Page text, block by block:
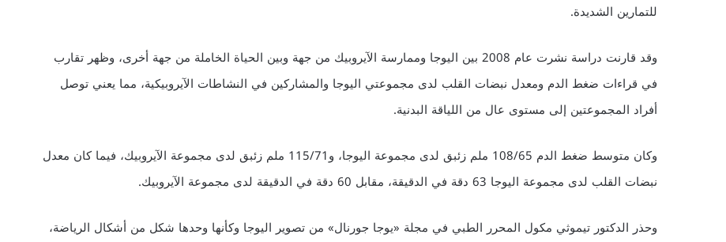
للتمارين الشديدة.
وقد قارنت دراسة نشرت عام 2008 بين اليوجا وممارسة الآيروبيك من جهة وبين الحياة الخاملة من جهة أخرى، وظهر تقارب
في قراءات ضغط الدم ومعدل نبضات القلب لدى مجموعتي اليوجا والمشاركين في النشاطات الآيروبيكية، مما يعني توصل
أفراد المجموعتين إلى مستوى عال من اللياقة البدنية.
وكان متوسط ضغط الدم 108/65 ملم زئبق لدى مجموعة اليوجا، و115/71 ملم زئبق لدى مجموعة الآيروبيك، فيما كان معدل
نبضات القلب لدى مجموعة اليوجا 63 دقة في الدقيقة، مقابل 60 دقة في الدقيقة لدى مجموعة الآيروبيك.
وحذر الدكتور تيموثي مكول المحرر الطبي في مجلة «يوجا جورنال» من تصوير اليوجا وكأنها وحدها شكل من أشكال الرياضة،